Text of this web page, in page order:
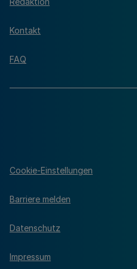
Kontakt
FAQ
Cookie-Einstellungen
Barriere melden
Datenschutz
Impressum